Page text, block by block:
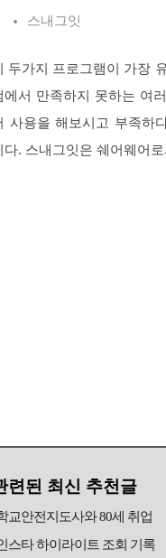
스내그잇
두가지 프로그램이 가장
에서 만족하지 못하는 여
사용을 해보시고 부족하
다. 스내그잇은 쉐어웨어
련된 최신 추천글
교안전지도사와 80세 취업
스타 하이라이트 조회 기록